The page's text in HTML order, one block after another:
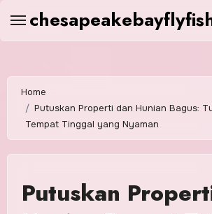
Home
Putuskan Properti dan Hunian Bagus:
Tempat Tinggal yang Nyaman
Putuskan